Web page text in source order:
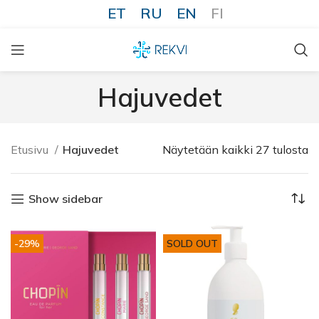
ET RU EN FI
Hajuvedet
Etusivu Hajuvedet Näytetään kaikki 27 tulosta
Show sidebar
-29% SOLD OUT